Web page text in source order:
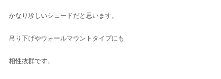
かなり珍しいシェードだと思います。
吊り下げやウォールマウントタイプにも
相性抜群です。